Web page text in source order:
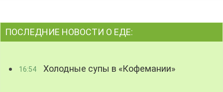
ПОСЛЕДНИЕ НОВОСТИ О ЕДЕ:
16:54 Холодные супы в «Кофемании»